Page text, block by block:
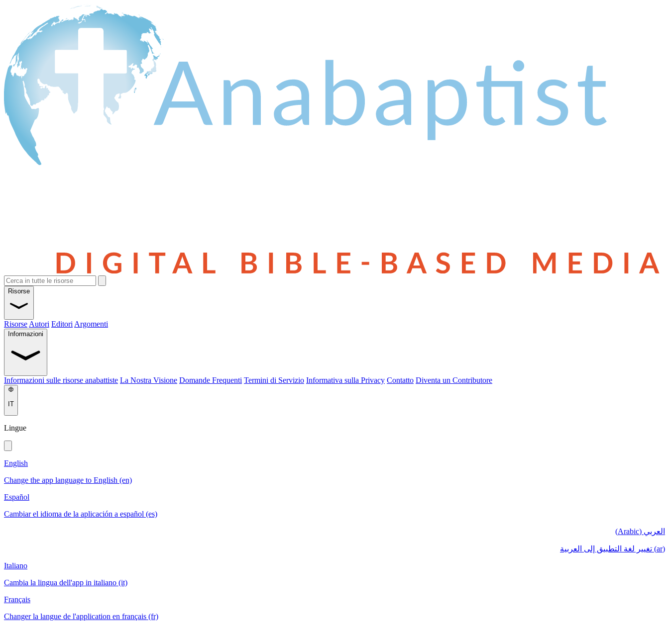
Risorse
Risorse Autori Editori Argomenti
Informazioni
Informazioni sulle risorse anabattiste La Nostra Visione Domande Frequenti Termini di Servizio Informativa sulla Privacy Contatto Diventa un Contributore
IT
Lingue
English
Change the app language to English (en)
Español
Cambiar el idioma de la aplicación a español (es)
العربي (Arabic)
(ar) تغيير لغة التطبيق إلى العربية
Italiano
Cambia la lingua dell'app in italiano (it)
Français
Changer la langue de l'application en français (fr)